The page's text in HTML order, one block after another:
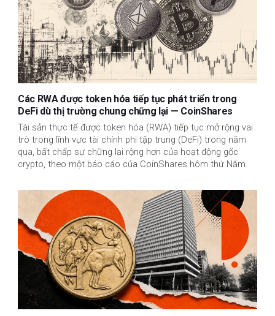
Các RWA được token hóa tiếp tục phát triển trong
DeFi dù thị trường chung chững lại — CoinShares
Tài sản thực tế được token hóa (RWA) tiếp tục mở rộng vai
trò trong lĩnh vực tài chính phi tập trung (DeFi) trong năm
qua, bất chấp sự chững lại rộng hơn của hoạt động gốc
crypto, theo một báo cáo của CoinShares hôm thứ Năm.